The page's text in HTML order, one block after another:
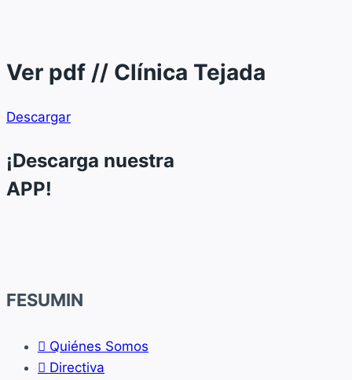
Ver pdf // Clínica Tejada
Descargar
¡Descarga nuestra
APP!
FESUMIN
Quiénes Somos
Directiva